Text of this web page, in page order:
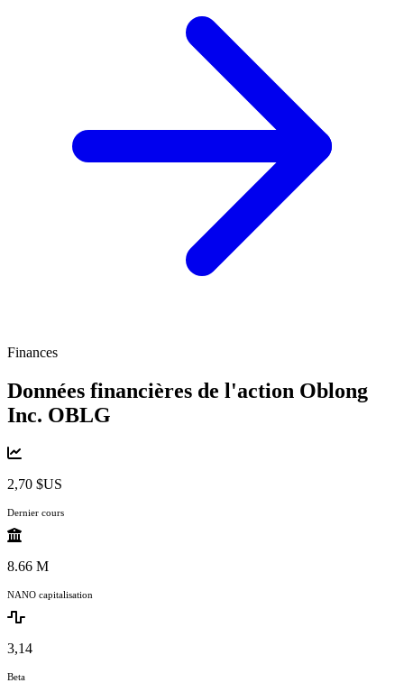
Finances
Données financières de l'action Oblong
Inc. OBLG
2,70 $US
Dernier cours
8.66 M
NANO capitalisation
3,14
Beta